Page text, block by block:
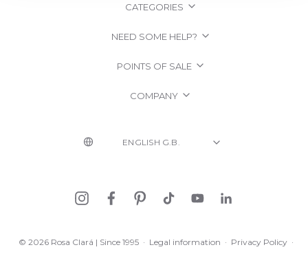
CATEGORIES
NEED SOME HELP?
POINTS OF SALE
COMPANY
© 2026 Rosa Clará | Since 1995 · Legal information · Privacy Policy ·